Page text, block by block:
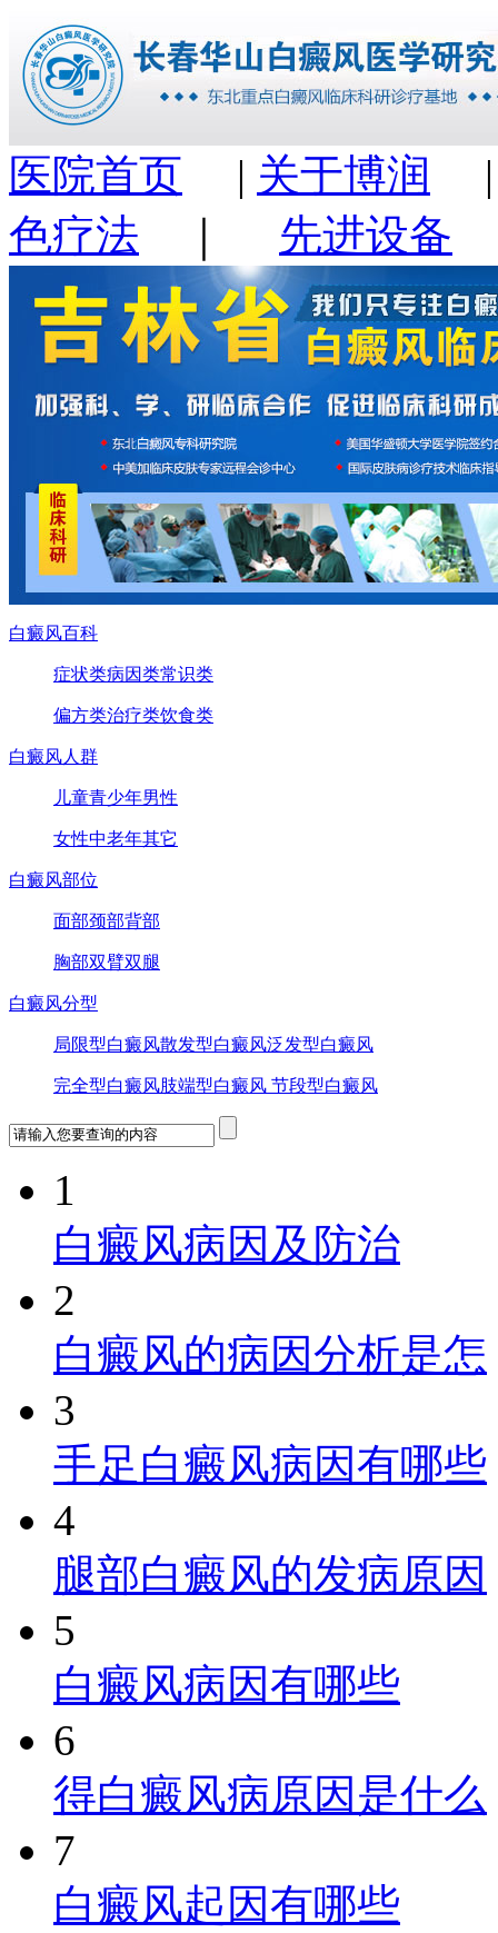
医院首页 | 关于博润
色疗法
先进设备
白癜风百科
症状类病因类常识类
偏方类治疗类饮食类
白癜风人群
儿童青少年男性
女性中老年其它
白癜风部位
面部颈部背部
胸部双臂双腿
白癜风分型
局限型白癜风散发型白癜风泛发型白癜风
完全型白癜风肢端型白癜风 节段型白癜风
1
白癜风病因及防治
2
白癜风的病因分析是怎
3
手足白癜风病因有哪些
4
腿部白癜风的发病原因
5
白癜风病因有哪些
6
得白癜风病原因是什么
7
白癜风起因有哪些